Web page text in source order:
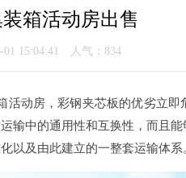
箱活动房出售
01 15:04:41 人气： 834
活动房，彩钢夹芯板的优劣立
中的通用性和互换性，而且
以及由此建立的一整套运输体系